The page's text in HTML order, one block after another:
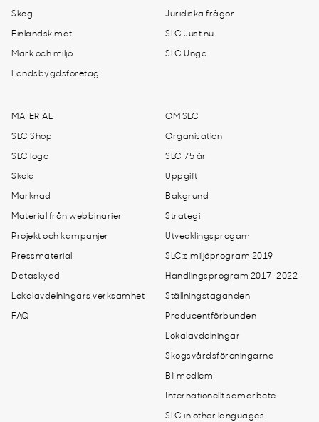
Skog
Finländsk mat
Mark och miljö
Landsbygdsföretag
Juridiska frågor
SLC Just nu
SLC Unga
MATERIAL
SLC Shop
SLC logo
Skola
Marknad
Material från webbinarier
Projekt och kampanjer
Pressmaterial
Dataskydd
Lokalavdelningars verksamhet
FAQ
OM SLC
Organisation
SLC 75 år
Uppgift
Bakgrund
Strategi
Utvecklingsprogam
SLC:s miljöprogram 2019
Handlingsprogram 2017-2022
Ställningstaganden
Producentförbunden
Lokalavdelningar
Skogsvårdsföreningarna
Bli medlem
Internationellt samarbete
SLC in other languages